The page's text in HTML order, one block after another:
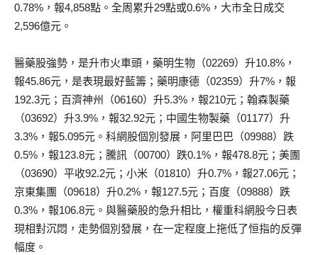
0.78%，報4,858點。全周累升29點或0.6%，大市全日成交
2,596億元。
醫藥股強勢，是升市火車頭，藥明生物（02269）升10.8%，
報45.86元，是表現最好藍籌；藥明康德（02359）升7%，報
192.3元；百濟神州（06160）升5.3%，報210元；翰森製藥
（03692）升3.9%，報32.92元；中國生物製藥（01177）升
3.3%，報5.095元。科網股個別發展，阿里巴巴（09988）跌
0.5%，報123.8元；騰訊（00700）跌0.1%，報478.8元；美團
（03690）平收92.2元；小米（01810）升0.7%，報27.06元；
京東集團（09618）升0.2%，報127.5元；百度（09888）跌
0.3%，報106.8元。與醫藥股的急升相比，權重科網股今日表
現相對沉悶，走勢個別發展，在一定程度上拖低了恒指的反彈
幅度。